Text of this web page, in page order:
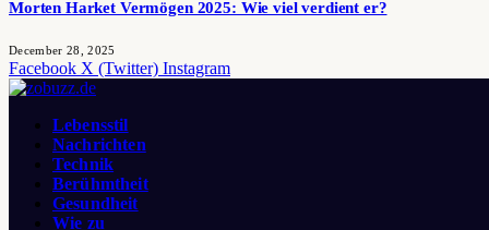
Morten Harket Vermögen 2025: Wie viel verdient er?
December 28, 2025
Facebook X (Twitter) Instagram
Lebensstil
Nachrichten
Technik
Berühmtheit
Gesundheit
Wie zu